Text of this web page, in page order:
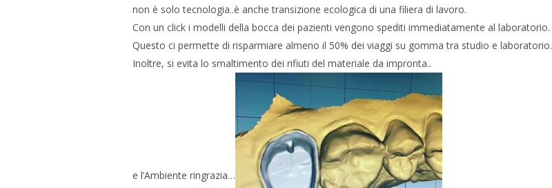
non è solo tecnologia..è anche transizione ecologica di una filiera di lavoro.
Con un click i modelli della bocca dei pazienti vengono spediti immediatamente al laboratorio.
Questo ci permette di risparmiare almeno il 50% dei viaggi su gomma tra studio e laboratorio.
Inoltre, si evita lo smaltimento dei rifiuti del materiale da impronta..
e l’Ambiente ringrazia…